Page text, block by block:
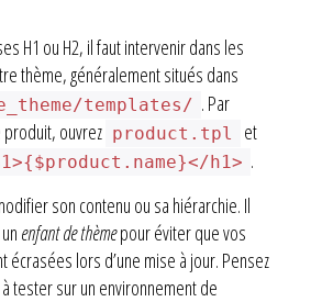
H1 ou H2, il faut intervenir dans les
thème, généralement situés dans
templates/ . Par
ouvrez product.tpl
et
h1> .
son contenu ou sa hiérarchie. Il
enfant de thèmepour éviter que vos
écrasées lors d’une mise à jour. Pensez
tester sur un environnement de